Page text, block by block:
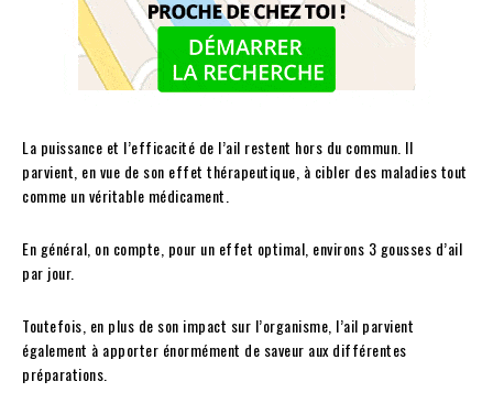
La puissance et l’efficacité de l’ail restent hors du commun. Il
parvient, en vue de son effet thérapeutique, à cibler des maladies tout
comme un véritable médicament.
En général, on compte, pour un effet optimal, environs 3 gousses d’ail
par jour.
Toutefois, en plus de son impact sur l’organisme, l’ail parvient
également à apporter énormément de saveur aux différentes
préparations.